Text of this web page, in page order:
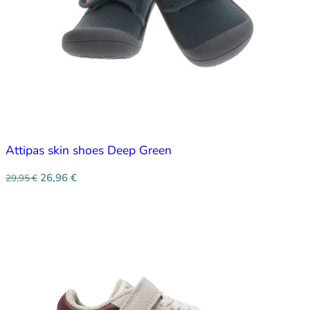
Attipas skin shoes Deep Green
29,95€ 26,96 €